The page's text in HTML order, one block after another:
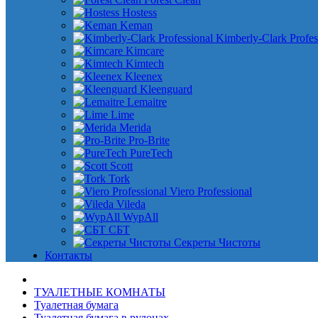
Hostess
Keman
Kimberly-Clark
Kimcare
Kimtech
Kleenex
Kleenguard
Lemaitre
Lime
Merida
Pro-Brite
PureTech
Scott
Tork
Viero Professional
Vileda
WypAll
СБТ
Секреты Чистоты
Контакты
ТУАЛЕТНЫЕ КОМНАТЫ
Туалетная бумага